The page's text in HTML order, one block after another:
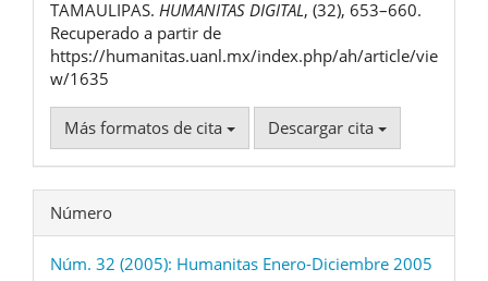
TAMAULIPAS. HUMANITAS DIGITAL, (32), 653–660.
Recuperado a partir de
https://humanitas.uanl.mx/index.php/ah/article/vie
w/1635
Más formatos de cita Descargar cita
Número
Núm. 32 (2005): Humanitas Enero-Diciembre 2005